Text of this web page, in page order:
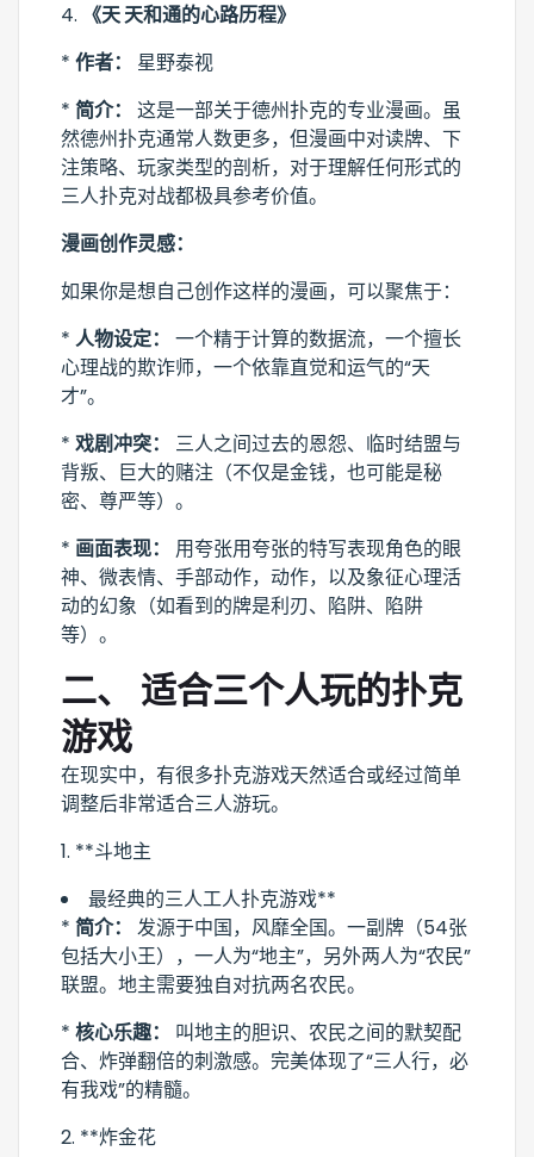
4. 《天 天和通的心路历程》
* 作者：
星野泰视
* 简介：
这是一部关于德州扑克的专业漫画。虽
然德州扑克通常人数更多，但漫画中对读牌、下
注策略、玩家类型的剖析，对于理解任何形式的
三人扑克对战都极具参考价值。
漫画创作灵感：
如果你是想自己创作这样的漫画，可以聚焦于：
* 人物设定：
一个精于计算的数据流，一个擅长
心理战的欺诈师，一个依靠直觉和运气的“天
才”。
* 戏剧冲突：
三人之间过去的恩怨、临时结盟与
背叛、巨大的赌注（不仅是金钱，也可能是秘
密、尊严等）。
* 画面表现：
用夸张用夸张的特写表现角色的眼
神、微表情、手部动作，动作，以及象征心理活
动的幻象（如看到的牌是利刃、陷阱、陷阱
等）。
二、 适合三个人玩的扑克
游戏
在现实中，有很多扑克游戏天然适合或经过简单
调整后非常适合三人游玩。
1. **斗地主
最经典的三人工人扑克游戏**
* 简介：
发源于中国，风靡全国。一副牌（54张
包括大小王），一人为“地主”，另外两人为“农民”
联盟。地主需要独自对抗两名农民。
* 核心乐趣：
叫地主的胆识、农民之间的默契配
合、炸弹翻倍的刺激感。完美体现了“三人行，必
有我戏”的精髓。
2. **炸金花